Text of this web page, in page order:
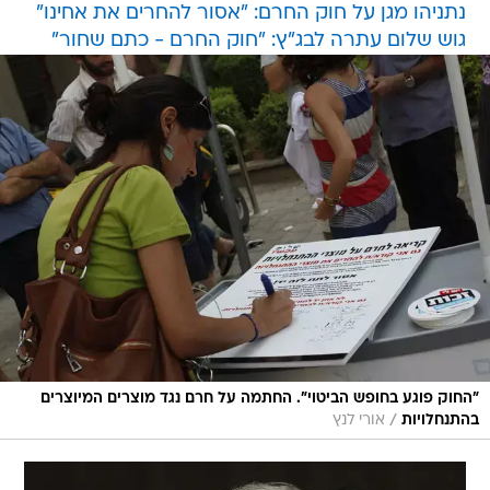
נתניהו מגן על חוק החרם: "אסור להחרים את אחינו"
גוש שלום עתרה לבג"ץ: "חוק החרם - כתם שחור"
"החוק פוגע בחופש הביטוי". החתמה על חרם נגד מוצרים המיוצרים
בהתנחלויות / אורי לנץ